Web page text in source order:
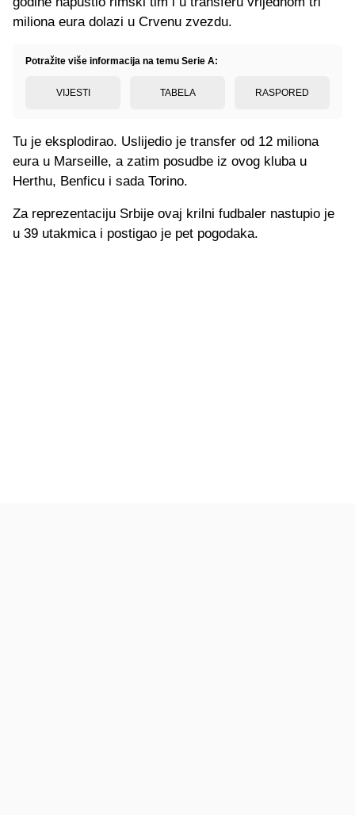
miliona eura dolazi u Crvenu zvezdu.
Potražite više informacija na temu Serie A:
VIJESTI TABELA RASPORED
Tu je eksplodirao. Uslijedio je transfer od 12 miliona
eura u Marseille, a zatim posudbe iz ovog kluba u
Herthu, Benficu i sada Torino.
Za reprezentaciju Srbije ovaj krilni fudbaler nastupio je
u 39 utakmica i postigao je pet pogodaka.